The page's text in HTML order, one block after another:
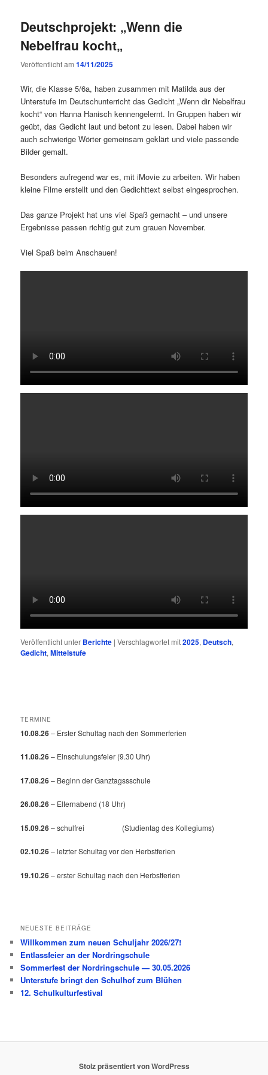
Deutschprojekt: „Wenn die
Nebelfrau kocht„
Veröffentlicht am14/11/2025
Wir, die Klasse 5/6a, haben zusammen mit Matilda aus der
Unterstufe im Deutschunterricht das Gedicht „Wenn dir Nebelfrau
kocht“ von Hanna Hanisch kennengelernt. In Gruppen haben wir
geübt, das Gedicht laut und betont zu lesen. Dabei haben wir
auch schwierige Wörter gemeinsam geklärt und viele passende
Bilder gemalt.
Besonders aufregend war es, mit iMovie zu arbeiten. Wir haben
kleine Filme erstellt und den Gedichttext selbst eingesprochen.
Das ganze Projekt hat uns viel Spaß gemacht – und unsere
Ergebnisse passen richtig gut zum grauen November.
Viel Spaß beim Anschauen!
Veröffentlicht unter Berichte |Verschlagwortet mit2025, Deutsch,
Gedicht,Mittelstufe
TERMINE
10.08.26– Erster Schultag nach den Sommerferien
11.08.26– Einschulungsfeier (9.30 Uhr)
17.08.26– Beginn der Ganztagssschule
26.08.26– Elternabend (18 Uhr)
15.09.26– schulfrei (Studientag des Kollegiums)
02.10.26– letzter Schultag vor den Herbstferien
19.10.26– erster Schultag nach den Herbstferien
NEUESTE BEITRÄGE
Willkommen zum neuen Schuljahr 2026/27!
Entlassfeier an der Nordringschule
Sommerfest der Nordringschule — 30.05.2026
Unterstufe bringt den Schulhof zum Blühen
12. Schulkulturfestival
Stolz präsentiert von WordPress